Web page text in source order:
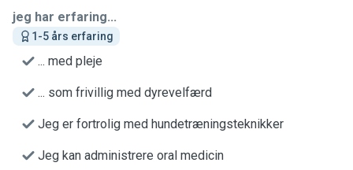
jeg har erfaring...
1-5 års erfaring
... med pleje
... som frivillig med dyrevelfærd
Jeg er fortrolig med hundetræningsteknikker
Jeg kan administrere oral medicin